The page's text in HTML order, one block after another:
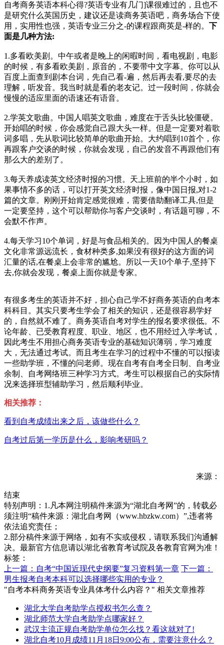
自考商务英语本科心得?英语专业有几门]课很难过的，且也不
是研究什么英国历史，建议还是读商务英语吧，商务场合下使
用，实用性也强，英语专业三分之-的课程跟商英是-样的。 下
面是几种方法:
1.多看欧美剧。中午或者是晚上的闲暇时间，看电视剧，电影
的时候，有多看欧美剧，原音的，不要带中文字幕。你可以从
百度上面查到剧本台词，先自己看-遍，然后再去看,要尽的去
理解，听发音。我当时就是看的老友记。过一段时间，你就会
慢慢的适应里面的语速还有语音。
2.学英文歌曲。中国人唱英文歌曲，难度在于舌头比较僵硬。
开始唱的时候，你会感觉自己跟大头一样。但是一定要对着歌
词多唱，先从歌词比较简单的歌曲开始。大约唱到10首个，你
再跟客户交谈的时候，你就会发现，自己的发音不再跟他们有
那么大的差别了。
3.每天养成读英文经济时报的习惯。天上班前的半个小时，如
果事情不多的话，可以打开英文经济时报，像中国日报,对1-2
篇的文章。刚刚开始肯定感觉很难，需要借助翻译工具,但是
一定要坚持，这个可以帮助你与客户交谈时，有话题可聊，不
会默不作声。
4.每天学习10个单词，好是与食品相关的。因为中国人的餐桌
文化非常源远流长，食材种类多,如果没有很好的这方面的词
汇量的话,在餐桌上会非常的尴尬。所以一天10个单子,坚持下
去,你就会发现，餐桌上面你就是专家。
有很多考生的英语并不好，担心自己学不好商务英语的自考本
科科目。其实只要考生学会了相关的知识，还是很容易学好
的，自然就不难了。商务英语自考对学生的报名要求很低。不
论年龄、已受教育程度、职业、地区，也不用经过入学考试，
因此考生不用担心商务英语专业的基础知识薄弱，学习难度
大，无法通过考试。而且考生在学习的过程中不懂的可以报读
一些助学班，不懂的问老师。现在自考有自考全日制、自考业
余制、自考网络班三种学习方式。考生可以根据自己的实际情
况来选择班型辅助学习，然后顺利毕业。
相关推荐：
看到自考成绩出来之后，该做些什么？
自考过后第一学历是什么，影响考研吗？
来源：
结束
特别声明：1.凡本网注明稿件来源为“湖北自考网”的，转载必
须注明“稿件来源：湖北自考网（www.hbzkw.com）”,违者将
依法追究责任；
2.部分稿件来源于网络，如有不实或侵权，请联系我们沟通解
决。最新官方信息请以湖北省教育考试院及各教育官网为准！
标签：
上一篇：自考“中国近现代史纲要”复习资料第一章 下一篇：
男生报考自考本科可以选择哪些实用的专业？
"自考本科商务英语专业具体考什么内容？" 相关文章推荐
湖北大学自考助学点授权书怎么查？
湖北师范大学自考助学点哪家好？
武汉主流正规自考助学单位怎么找？看这就对了!
湖北自考10月成绩11月18日9:00公布，需要注意什么？